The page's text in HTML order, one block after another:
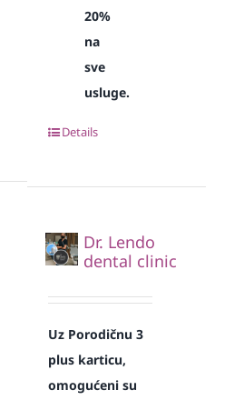
20%
na
sve
usluge.
Details
Dr. Lendo
dental clinic
Uz Porodičnu 3
plus karticu,
omogućeni su